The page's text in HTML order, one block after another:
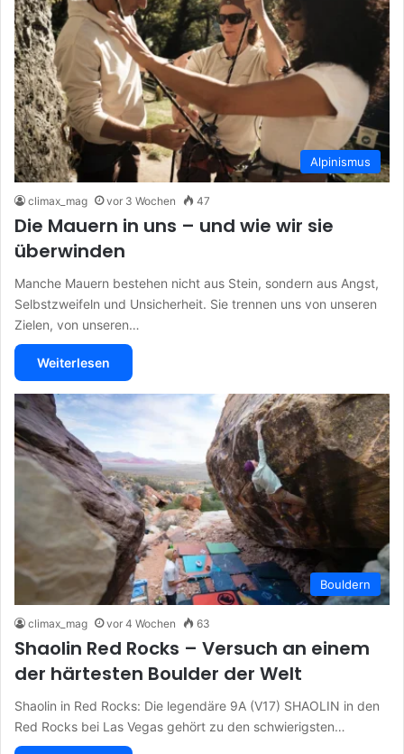
Alpinismus
climax_mag vor 3 Wochen 47
Die Mauern in uns – und wie wir sie
überwinden
Manche Mauern bestehen nicht aus Stein, sondern aus Angst,
Selbstzweifeln und Unsicherheit. Sie trennen uns von unseren
Zielen, von unseren…
Weiterlesen
Bouldern
climax_mag vor 4 Wochen 63
Shaolin Red Rocks – Versuch an einem
der härtesten Boulder der Welt
Shaolin in Red Rocks: Die legendäre 9A (V17) SHAOLIN in den
Red Rocks bei Las Vegas gehört zu den schwierigsten…